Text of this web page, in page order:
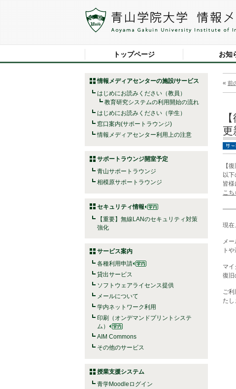
トップページ お知
情報メディアセンターの施設/サービス
はじめにお読みください（教員）
教育研究システムの利用開始の流れ
はじめにお読みください（学生）
窓口案内(サポートラウンジ)
情報メディアセンター利用上の注意
サポートラウンジ開室予定
青山サポートラウンジ
相模原サポートラウンジ
セキュリティ情報
【重要】無線LANのセキュリティ対策
強化
サービス案内
各種利用申請
貸出サービス
ソフトウェアライセンス提供
メールについて
学内ネットワーク利用
印刷（オンデマンドプリントシステ
ム）
AIM Commons
その他のサービス
授業支援システム
青学Moodleログイン
« 前
更
【
以
皆様
こち
現在
メ
ト
マイ
復旧
ご
たし